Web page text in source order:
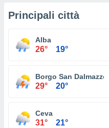
Principali città
Alba
26° 19°
Borgo San Dalmazzo
29° 20°
Ceva
31° 21°